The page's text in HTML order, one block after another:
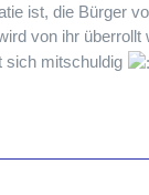
ist, die Bürger
von ihr überrollt
sich mitschuldig